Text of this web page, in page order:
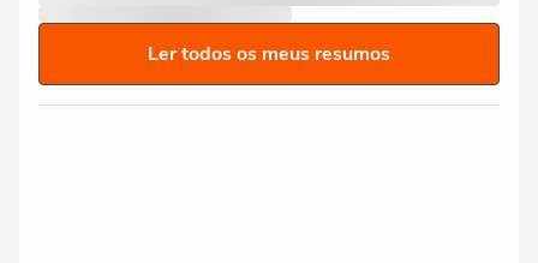
Ler todos os meus resumos